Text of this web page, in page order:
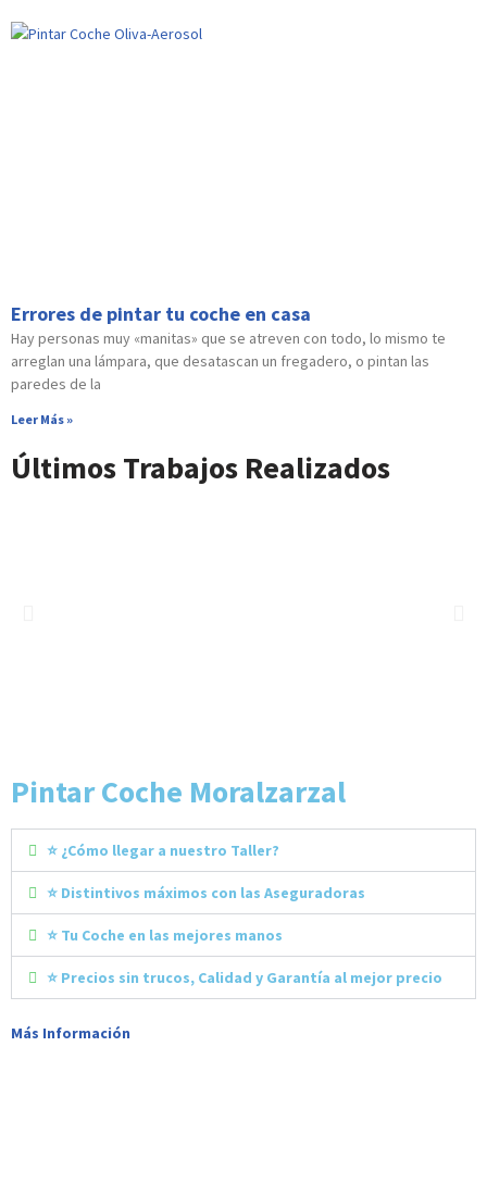
Errores de pintar tu coche en casa
Hay personas muy «manitas» que se atreven con todo, lo mismo te
arreglan una lámpara, que desatascan un fregadero, o pintan las
paredes de la
Leer Más »
Últimos Trabajos Realizados
Pintar Coche Moralzarzal
⭐ ¿Cómo llegar a nuestro Taller?
⭐ Distintivos máximos con las Aseguradoras
⭐ Tu Coche en las mejores manos
⭐ Precios sin trucos, Calidad y Garantía al mejor precio
Más Información